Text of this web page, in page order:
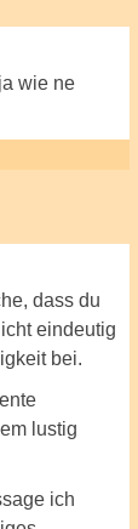
wie ne
dass du
eindeutig
bei.
lustig
ich